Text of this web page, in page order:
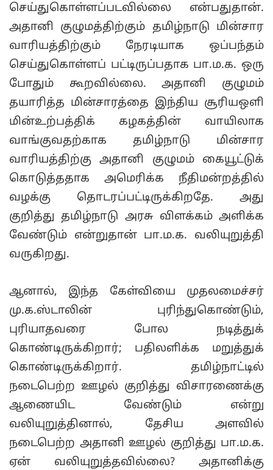
செய்துகொள்ளப்படவில்லை என்பதுதான்.
அதானி குழுமத்திற்கும் தமிழ்நாடு மின்சார
வாரியத்திற்கும் நேரடியாக ஒப்பந்தம்
செய்துகொள்ளப் பட்டிருப்பதாக பா.ம.க. ஒரு
போதும் கூறவில்லை. அதானி குழுமம்
தயாரித்த மின்சாரத்தை இந்திய சூரியஒளி
மின்உற்பத்திக் கழகத்தின் வாயிலாக
வாங்குவதற்காக தமிழ்நாடு மின்சார
வாரியத்திற்கு அதானி குழுமம் கையூட்டுக்
கொடுத்ததாக அமெரிக்க நீதிமன்றத்தில்
வழக்கு தொடரப்பட்டிருக்கிறதே. அது
குறித்து தமிழ்நாடு அரசு விளக்கம் அளிக்க
வேண்டும் என்றுதான் பா.ம.க. வலியுறுத்தி
வருகிறது.
ஆனால், இந்த கேள்வியை முதலமைச்சர்
மு.க.ஸ்டாலின் புரிந்துகொண்டும்,
புரியாதவரை போல நடித்துக்
கொண்டிருக்கிறார்; பதிலளிக்க மறுத்துக்
கொண்டிருக்கிறார். தமிழ்நாட்டில்
நடைபெற்ற ஊழல் குறித்து விசாரணைக்கு
ஆணையிட வேண்டும் என்று
வலியுறுத்தினால், தேசிய அளவில்
நடைபெற்ற அதானி ஊழல் குறித்து பா.ம.க.
ஏன் வலியுறுத்தவில்லை? அதானிக்கு